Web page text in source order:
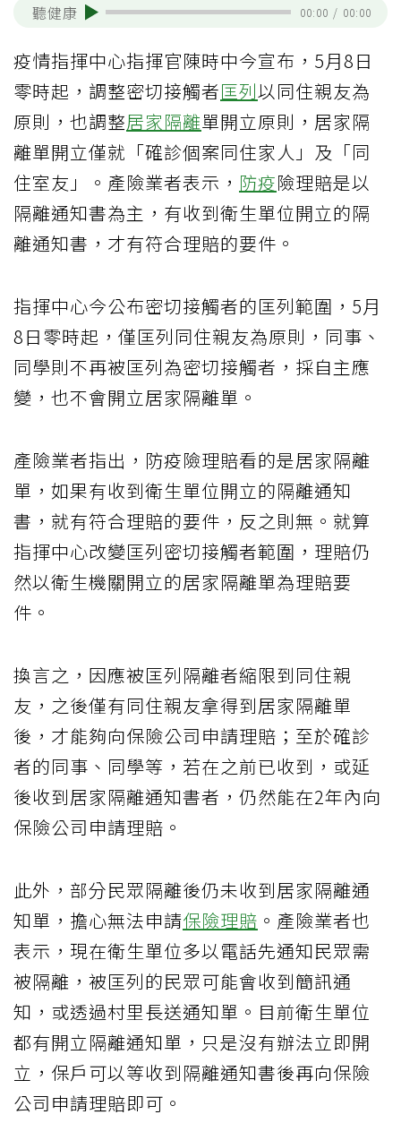
聽健康 00:00 / 00:00
疫情指揮中心指揮官陳時中今宣布，5月8日
零時起，調整密切接觸者匡列以同住親友為
原則，也調整居家隔離單開立原則，居家隔
離單開立僅就「確診個案同住家人」及「同
住室友」。產險業者表示， 防疫險理賠是以
隔離通知書為主，有收到衛生單位開立的隔
離通知書，才有符合理賠的要件。
指揮中心今公布密切接觸者的匡列範圍，5月
8日零時起，僅匡列同住親友為原則，同事、
同學則不再被匡列為密切接觸者，採自主應
變，也不會開立居家隔離單。
產險業者指出，防疫險理賠看的是居家隔離
單，如果有收到衛生單位開立的隔離通知
書，就有符合理賠的要件，反之則無。就算
指揮中心改變匡列密切接觸者範圍，理賠仍
然以衛生機關開立的居家隔離單為理賠要
件。
換言之，因應被匡列隔離者縮限到同住親
友，之後僅有同住親友拿得到居家隔離單
後，才能夠向保險公司申請理賠；至於確診
者的同事、同學等，若在之前已收到，或延
後收到居家隔離通知書者，仍然能在2年內向
保險公司申請理賠。
此外，部分民眾隔離後仍未收到居家隔離通
知單，擔心無法申請保險理賠 。產險業者也
表示，現在衛生單位多以電話先通知民眾需
被隔離，被匡列的民眾可能會收到簡訊通
知，或透過村里長送通知單。目前衛生單位
都有開立隔離通知單，只是沒有辦法立即開
立，保戶可以等收到隔離通知書後再向保險
公司申請理賠即可。